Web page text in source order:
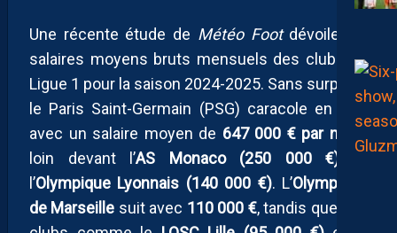
Une récente étude de Météo Footdévoile les
salaires moyens bruts mensuels des clubs de
Ligue 1 pour la saison 2024-2025. Sans surprise,
le Paris Saint-Germain (PSG) caracole en tête
avec un salaire moyen de 647 000 € par mois ,
loin devant l’AS Monaco (250 000 €)
et
l’Olympique Lyonnais (140 000 €). L’Olympique
de Marseille suit avec 110 000 €, tandis que des